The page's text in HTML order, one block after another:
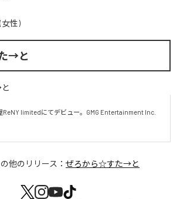
女性)
→と
ReNY limitedにてデビュー。GMG Entertainment Inc.
の他のリリース： ぜろから☆すた→と